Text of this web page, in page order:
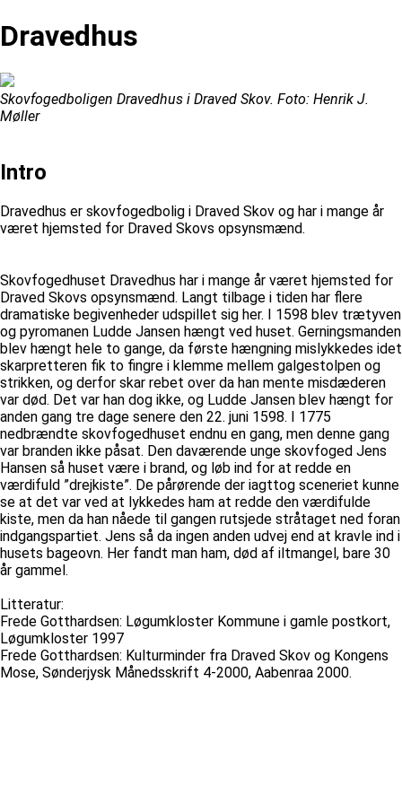
Dravedhus
Skovfogedboligen Dravedhus i Draved Skov. Foto: Henrik J.
Møller
Intro
Dravedhus er skovfogedbolig i Draved Skov og har i mange år
været hjemsted for Draved Skovs opsynsmænd.
Skovfogedhuset Dravedhus har i mange år været hjemsted for
Draved Skovs opsynsmænd. Langt tilbage i tiden har flere
dramatiske begivenheder udspillet sig her. I 1598 blev trætyven
og pyromanen Ludde Jansen hængt ved huset. Gerningsmanden
blev hængt hele to gange, da første hængning mislykkedes idet
skarpretteren fik to fingre i klemme mellem galgestolpen og
strikken, og derfor skar rebet over da han mente misdæderen
var død. Det var han dog ikke, og Ludde Jansen blev hængt for
anden gang tre dage senere den 22. juni 1598. I 1775
nedbrændte skovfogedhuset endnu en gang, men denne gang
var branden ikke påsat. Den daværende unge skovfoged Jens
Hansen så huset være i brand, og løb ind for at redde en
værdifuld ”drejkiste”. De pårørende der iagttog sceneriet kunne
se at det var ved at lykkedes ham at redde den værdifulde
kiste, men da han nåede til gangen rutsjede stråtaget ned foran
indgangspartiet. Jens så da ingen anden udvej end at kravle ind i
husets bageovn. Her fandt man ham, død af iltmangel, bare 30
år gammel.
Litteratur:
Frede Gotthardsen: Løgumkloster Kommune i gamle postkort,
Løgumkloster 1997
Frede Gotthardsen: Kulturminder fra Draved Skov og Kongens
Mose, Sønderjysk Månedsskrift 4-2000, Aabenraa 2000.